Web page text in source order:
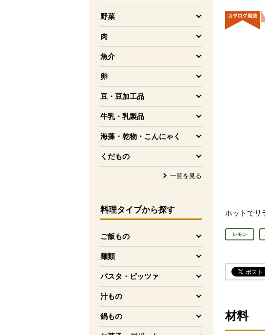
野菜
を開く
肉
を開く
魚介
を開く
卵
を開く
豆・豆加工品
を開く
牛乳・乳製品
を開く
海藻・乾物・こんにゃく
を開く
くだもの
を開く
一覧を見る
料理タイプから探す
ご飯もの
を開く
麺類
を開く
パスタ・ピッツァ
を開く
汁もの
を開く
鍋もの
を開く
ホットでリ
レモン
材料